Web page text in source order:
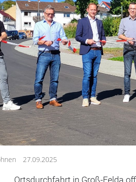
27.09.2025